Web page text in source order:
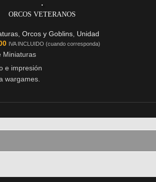
ORCOS VETERANOS
Orcos y Goblins Unidad
IVA INCLUIDO (cuando corresponda)
e impresión
wargames.